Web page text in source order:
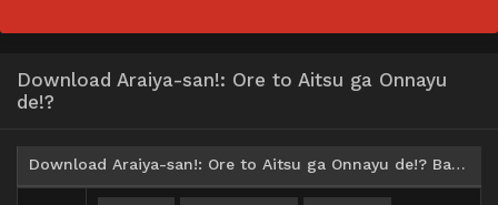
Download Araiya-san!: Ore to Aitsu ga Onnayu
de!?
Download Araiya-san!: Ore to Aitsu ga Onnayu de!? Batch Subtitle Indonesia